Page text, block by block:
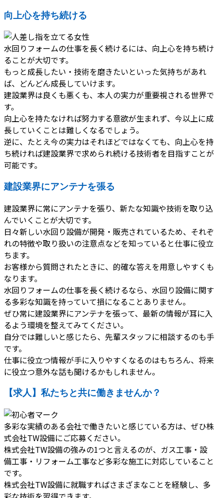
向上心を持ち続ける
水回りフォームの仕事を長く続けるには、向上心を持ち続け
ることが大切です。
もっと成長したい・技術を磨きたいといった気持ちがあれ
ば、どんどん成長していけます。
建設業界は良くも悪くも、本人の実力が重要視される世界で
す。
向上心を持たなければ努力する意欲が生まれず、今以上に成
長していくことは難しくなるでしょう。
逆に、たとえ今の実力はそれほどではなくても、向上心を持
ち続ければ建設業界で求められ続ける技術者を目指すことが
可能です。
建設業界にアンテナを張る
建設業界に常にアンテナを張り、新たな知識や技術を取り込
んでいくことが大切です。
日々新しい水回り設備が開発・販売されているため、それぞ
れの特徴や取り扱いの注意点などを知っていると仕事に役立
ちます。
お客様から質問されたときに、的確な答えを用意しやすくも
なります。
水回りフォームの仕事を長く続けるなら、水回り設備に関す
る多彩な知識を持っていて損になることありません。
ぜひ常に建設業界にアンテナを張って、最新の情報が耳に入
るよう環境を整えてみてください。
自分では難しいと感じたら、先輩スタッフに相談するのも手
です。
仕事に役立つ情報が手に入りやすくなるのはもちろん、将来
に役立つ意外な話も聞けるかもしれません。
【求人】私たちと共に働きませんか？
多彩な実績のある会社で働きたいと感じている方は、ぜひ株
式会社TW設備にご応募ください。
株式会社TW設備の強みの1つと言えるのが、ガス工事・設
備工事・リフォーム工事など多彩な施工に対応していること
です。
株式会社TW設備に就職すればさまざまなことを経験し、多